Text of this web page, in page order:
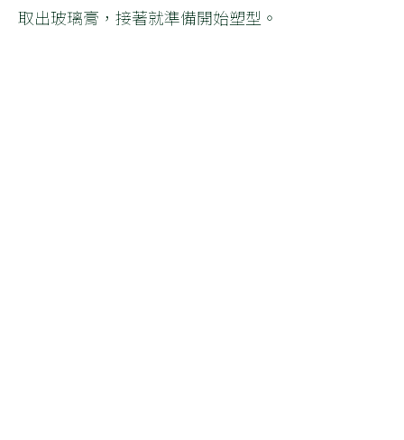
取出玻璃膏，接著就準備開始塑型。